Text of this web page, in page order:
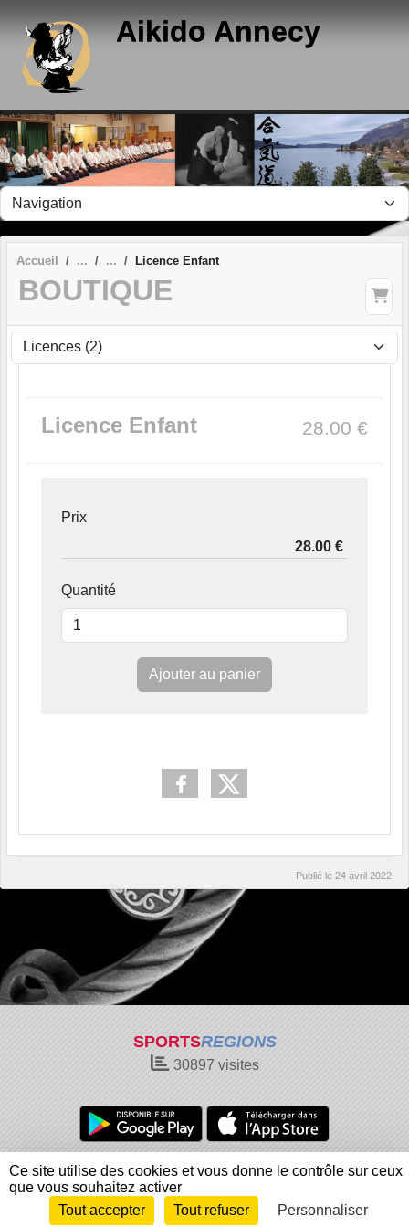
Aikido Annecy
Accueil Licence Enfant
BOUTIQUE
Licence Enfant 28.00 €
Prix
Quantité
Ajouter au panier
Publié le 24 avril 2022
SPORTSREGIONS
30897 visites
Charte cookies
Gestion des cookies
Informations légales
Signaler un contenu inapproprié
Envie de participer ?
Connexion
Ce site utilise des cookies et vous donne le contrôle sur ceux
que vous souhaitez activer
Tout accepter
Tout refuser Personnaliser